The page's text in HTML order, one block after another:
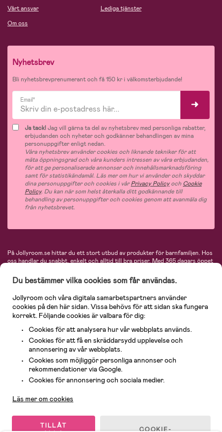
Vårt ansvar
Om oss
Lediga tjänster
Nyhetsbrev
Bli nyhetsbrevprenumerant och få 150 kr i välkomsterbjudande!
Email*
Ja tack!Jag vill gärna ta del av nyhetsbrev med personliga rabatter,
erbjudanden och nyheter och godkänner behandlingen av mina
personuppgifter enligt nedan.
Våra nyhetsbrev använder cookies och liknande tekniker för att
mäta öppningsgrad och våra kunders intressen av våra erbjudanden,
för att ge personaliserade annonser och innehållsmarknadsföring
samt för statistikändamål. Läs mer om hur vi använder och skyddar
dina personuppgifter och cookies i vårPrivacy Policyoch Cookie
Policy. Du kan när som helst återkalla ditt godkännande till
behandling av personuppgifter och cookies genom att avanmäla dig
från nyhetsbrevet.
På Jollyroom.se hittar du ett stort utbud av produkter för barnfamiljen. Hos
oss handlar du snabbt, enkelt och alltid till bra priser. Med 365 dagars öppet
hos oss. I vårt sortiment hittar du barnvagnar, bilstolar, kläder för barn och
baby, produkter för mamman, massor av inspirerande inredning, leksaker,
varumärken så som Britax, Maxi-Cosi, Baby Jogger, BabyBjörn, Didriksons,
KidKraft, Ergobaby, Philips Avent, Neonate, Cybex, LEGO och många fler.
Välkommen in och kika runt i Nordens största barn- och babybutik på nätet!
© 2026 Jollyroom AB. Alla rättigheter reserverade.
Du bestämmer vilka cookies som får användas.
Jollyroom och våra digitala samarbetspartners använder
cookies på den här sidan. Vissa behövs för att sidan ska fungera
korrekt. Följande cookies är valbara för dig:
Cookies för att analysera hur vår webbplats används.
Cookies för att få en skräddarsydd upplevelse och
annonsering av vår webbplats.
Cookies som möjliggör personliga annonser och
rekommendationer via Google.
Cookies för annonsering och sociala medier.
Läs mer om cookies
TILLÅT
COOKIE-